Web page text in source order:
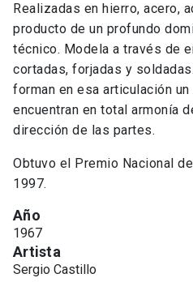
Realizadas en hierro, acero,
producto de un profundo
técnico. Modela a través de
cortadas, forjadas y
forman en esa articulación
encuentran en total armonía
dirección de las partes.
Obtuvo el Premio Nacional
1997.
Año
1967
Artista
Sergio Castillo